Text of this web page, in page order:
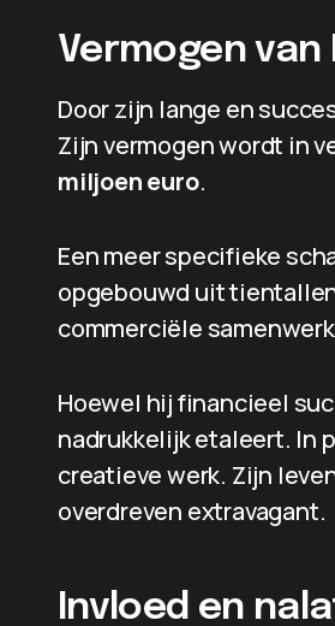
Vermogen van
Door zijn lange en
Zijn vermogen wordt in
miljoen euro.
Een meer specifieke
opgebouwd uit
commerciële
Hoewel hij financieel
nadrukkelijk etaleert. In
creatieve werk. Zijn
overdreven extravagant.
Invloed en